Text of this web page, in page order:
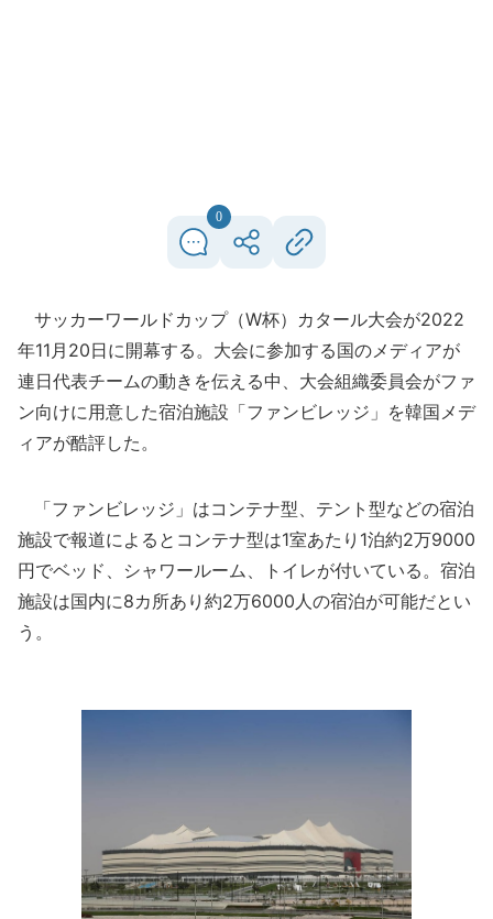
0
サッカーワールドカップ（W杯）カタール大会が2022
年11月20日に開幕する。大会に参加する国のメディアが
連日代表チームの動きを伝える中、大会組織委員会がファ
ン向けに用意した宿泊施設「ファンビレッジ」を韓国メデ
ィアが酷評した。
「ファンビレッジ」はコンテナ型、テント型などの宿泊
施設で報道によるとコンテナ型は1室あたり1泊約2万9000
円でベッド、シャワールーム、トイレが付いている。宿泊
施設は国内に8カ所あり約2万6000人の宿泊が可能だとい
う。